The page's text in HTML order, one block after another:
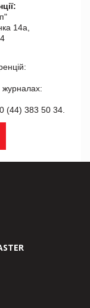
14а,
журналах:
(44) 383 50 34.